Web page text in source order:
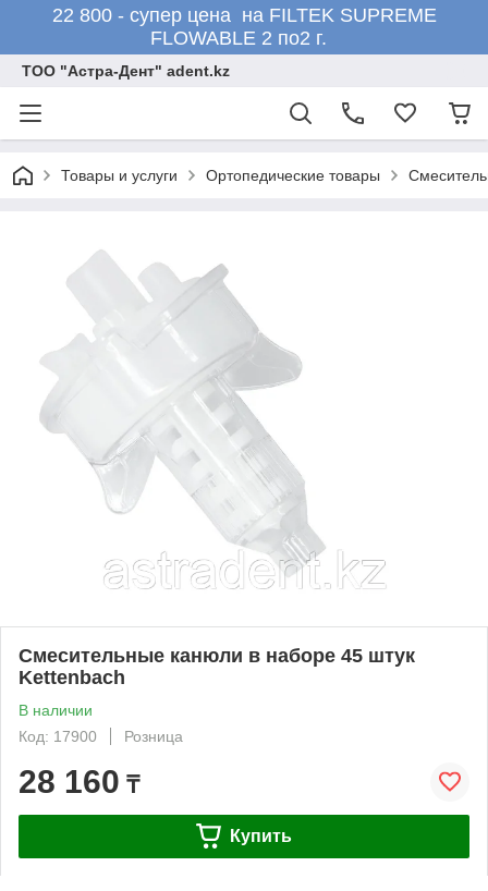
22 800 - супер цена на FILTEK SUPREME
FLOWABLE 2 по2 г.
ТОО "Астра-Дент" adent.kz
Товары и услуги Ортопедические товары
Смесительные канюли в наборе 45 штук
Kettenbach
В наличии
Код: 17900
Розница
28 160 ₸
Купить